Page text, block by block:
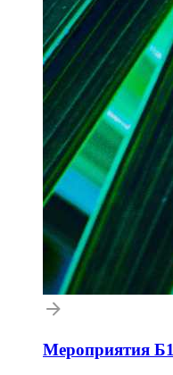
Мероприятия Б1